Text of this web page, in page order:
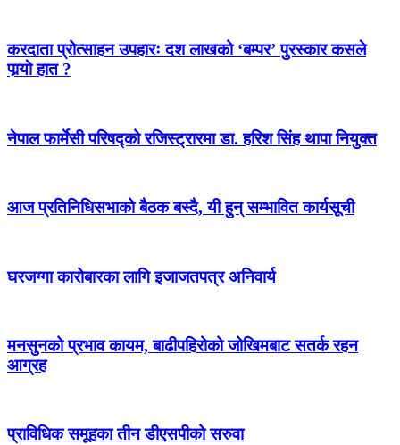
करदाता प्रोत्साहन उपहारः दश लाखको ‘बम्पर’ पुरस्कार कसले
पार्‍याे हात ?
नेपाल फार्मेसी परिषद्को रजिस्ट्रारमा डा. हरिश सिंह थापा नियुक्त
आज प्रतिनिधिसभाको बैठक बस्दै, यी हुन् सम्भावित कार्यसूची
घरजग्गा कारोबारका लागि इजाजतपत्र अनिवार्य
मनसुनको प्रभाव कायम, बाढीपहिरोको जोखिमबाट सतर्क रहन
आग्रह
प्राविधिक समूहका तीन डीएसपीको सरुवा